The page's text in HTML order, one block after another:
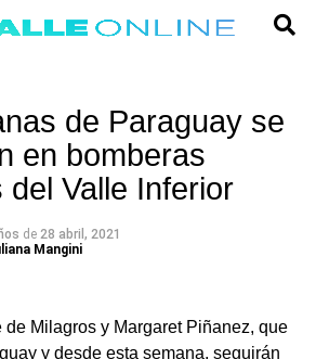
de Paraguay se
en bomberas
del Valle Inferior
de 28 abril, 2021
Mangini
de Milagros y Margaret Piñanez, que
y desde esta semana, seguirán